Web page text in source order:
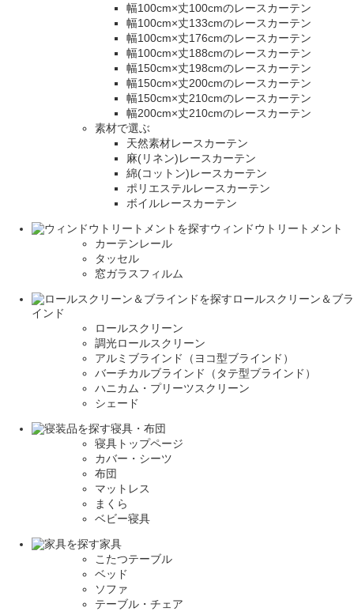
幅100cm×丈100cmのレースカーテン
幅100cm×丈133cmのレースカーテン
幅100cm×丈176cmのレースカーテン
幅100cm×丈188cmのレースカーテン
幅150cm×丈198cmのレースカーテン
幅150cm×丈200cmのレースカーテン
幅150cm×丈210cmのレースカーテン
幅200cm×丈210cmのレースカーテン
素材で選ぶ
天然素材レースカーテン
麻(リネン)レースカーテン
綿(コットン)レースカーテン
ポリエステルレースカーテン
ボイルレースカーテン
ウィンドウトリートメント
カーテンレール
タッセル
窓ガラスフィルム
ロールスクリーン＆ブラ
インド
ロールスクリーン
調光ロールスクリーン
アルミブラインド（ヨコ型ブラインド）
バーチカルブラインド（タテ型ブラインド）
ハニカム・プリーツスクリーン
シェード
寝具・布団
寝具トップページ
カバー・シーツ
布団
マットレス
まくら
ベビー寝具
家具
こたつテーブル
ベッド
ソファ
テーブル・チェア